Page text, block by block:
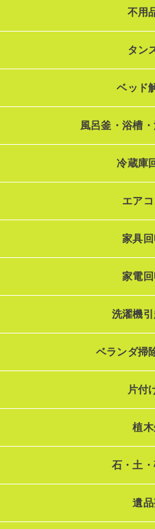
不用
タン
ベッド
風呂釜・浴槽
冷蔵庫
エア
家具
家電
洗濯機
ベランダ掃
片付
植
石・土
遺